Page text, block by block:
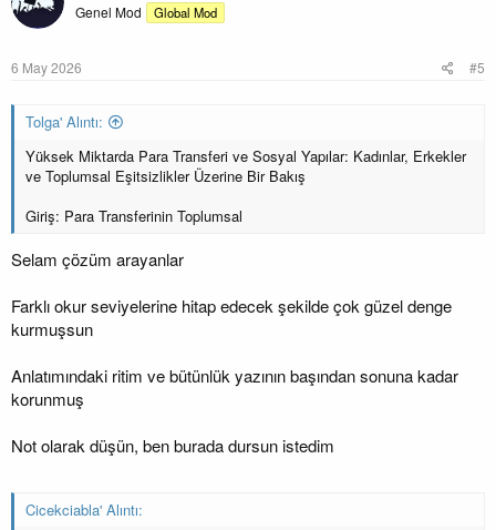
Genel Mod Global Mod
6 May 2026 #5
Tolga' Alıntı:
Yüksek Miktarda Para Transferi ve Sosyal Yapılar: Kadınlar, Erkekler
ve Toplumsal Eşitsizlikler Üzerine Bir Bakış
Giriş: Para Transferinin Toplumsal
Selam çözüm arayanlar
Farklı okur seviyelerine hitap edecek şekilde çok güzel denge
kurmuşsun
Anlatımındaki ritim ve bütünlük yazının başından sonuna kadar
korunmuş
Not olarak düşün, ben burada dursun istedim
Cicekciabla' Alıntı: